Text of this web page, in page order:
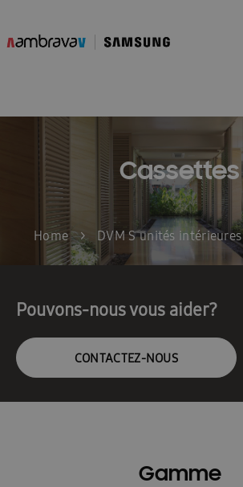
Cassettes
Home > DVM S unités intérieures
Pouvons-nous vous aider?
CONTACTEZ-NOUS
Gamme